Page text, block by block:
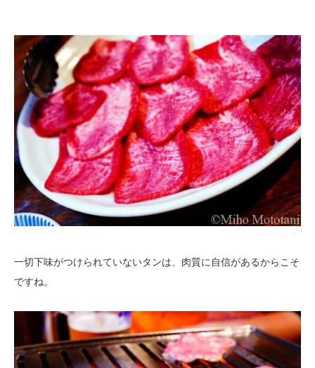
一切下味がつけられていないタンは、肉質に自信があるからこそ
ですね。